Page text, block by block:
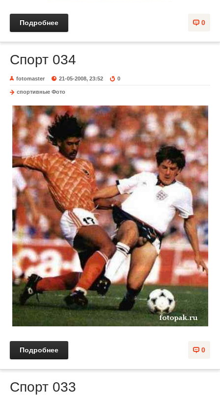
0
Подробнее
Спорт 034
fotomaster 21-05-2008, 23:52 0
спортивные Фото
0
Подробнее
Спорт 033